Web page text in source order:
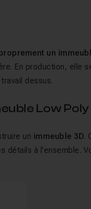
un
En production, elle
dessus.
Low Poly
un immeuble 3D.
détails à l'ensemble.